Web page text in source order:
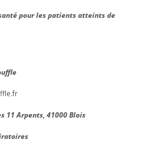
pour les patients atteints de
11 Arpents, 41000 Blois